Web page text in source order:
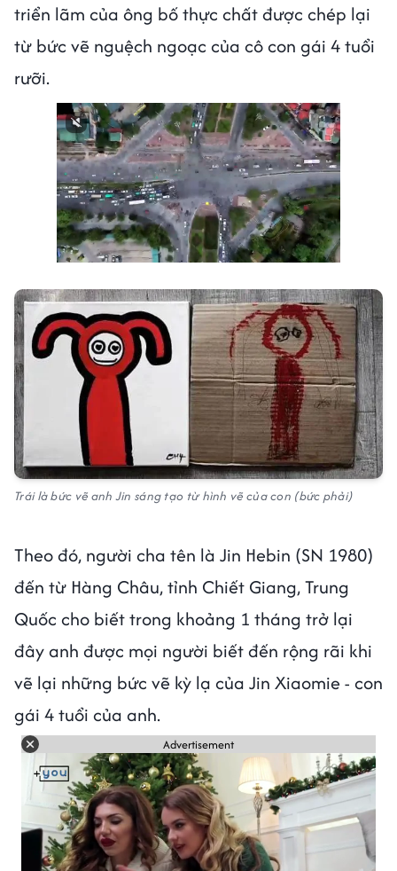
triển lãm của ông bố thực chất được chép lại
từ bức vẽ nguệch ngoạc của cô con gái 4 tuổi
rưỡi.
Trái là bức vẽ anh Jin sáng tạo từ hình vẽ của con (bức phải)
Theo đó, người cha tên là Jin Hebin (SN 1980)
đến từ Hàng Châu, tỉnh Chiết Giang, Trung
Quốc cho biết trong khoảng 1 tháng trở lại
đây anh được mọi người biết đến rộng rãi khi
vẽ lại những bức vẽ kỳ lạ của Jin Xiaomie - con
gái 4 tuổi của anh.
Advertisement